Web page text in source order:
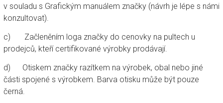
v souladu s Grafickým manuálem značky (návrh je lépe s námi
konzultovat).
c) Začleněním loga značky do cenovky na pultech u
prodejců, kteří certifikované výrobky prodávají.
d) Otiskem značky razítkem na výrobek, obal nebo jiné
části spojené s výrobkem. Barva otisku může být pouze
černá.